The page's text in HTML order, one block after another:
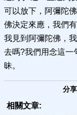
可以放下，阿彌陀
佛決定來應，我們
我見到阿彌陀佛，
去嗎?我們用念這一
昧。
分
相關文章: